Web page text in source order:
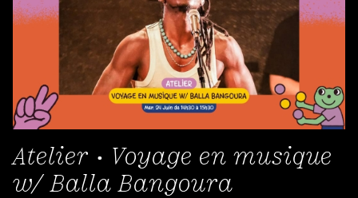
Atelier • Voyage en musique
w/ Balla Bangoura